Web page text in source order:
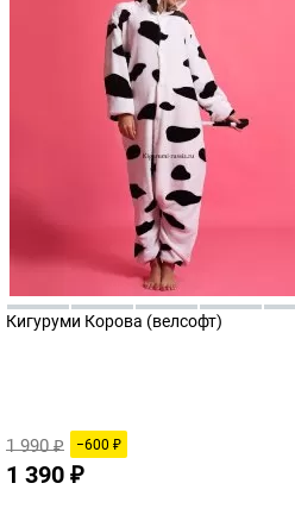
Кигуруми Корова (велсофт)
1 990₽ −600 ₽
1 390 ₽